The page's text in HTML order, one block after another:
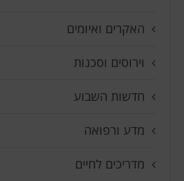
האקרים ואיומים
וירוסים וסכנות
חדשות השבוע
מדע ורפואה
מדריכים לחיים